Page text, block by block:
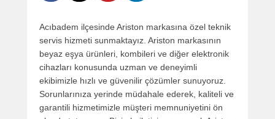
Acıbadem ilçesinde Ariston markasına özel teknik
servis hizmeti sunmaktayız. Ariston markasının
beyaz eşya ürünleri, kombileri ve diğer elektronik
cihazları konusunda uzman ve deneyimli
ekibimizle hızlı ve güvenilir çözümler sunuyoruz.
Sorunlarınıza yerinde müdahale ederek, kaliteli ve
garantili hizmetimizle müşteri memnuniyetini ön